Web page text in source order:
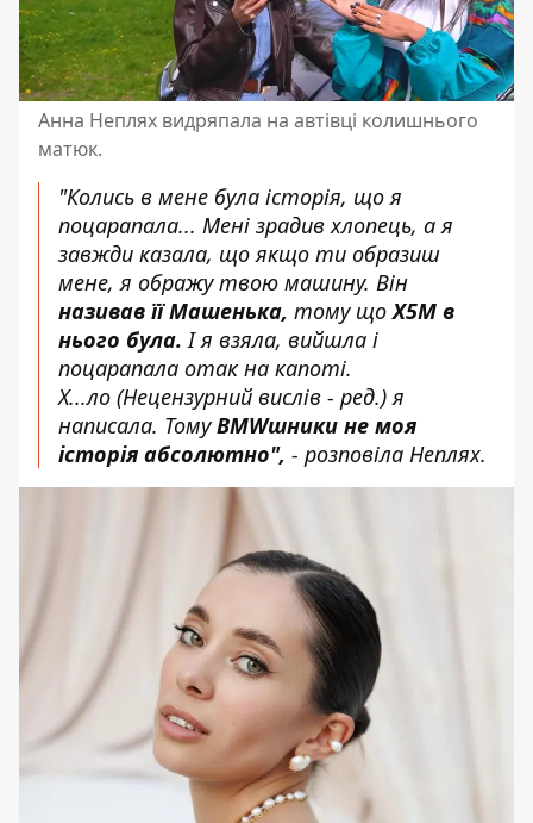
Анна Неплях видряпала на автівці колишнього
матюк.
"Колись в мене була історія, що я
поцарапала... Мені зрадив хлопець, а я
завжди казала, що якщо ти образиш
мене, я ображу твою машину. Він
називав її Машенька, тому щоX5М в
нього була. І я взяла, вийшла і
поцарапала отак на капоті.
Х...ло (Нецензурний вислів - ред.)я
написала. ТомуBMWшники не моя
історія абсолютно", - розповіла Неплях.